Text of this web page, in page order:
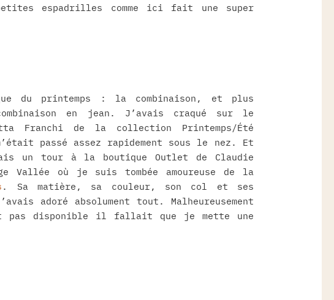
espadrilles comme ici fait une super
du printemps : la combinaison, et plus
en jean. J’avais craqué sur le
Franchi de la collection Printemps/Été
passé assez rapidement sous le nez. Et
un tour à la boutique Outlet de Claudie
Vallée où je suis tombée amoureuse de la
. Sa matière, sa couleur, son col et ses
adoré absolument tout. Malheureusement
pas disponible il fallait que je mette une